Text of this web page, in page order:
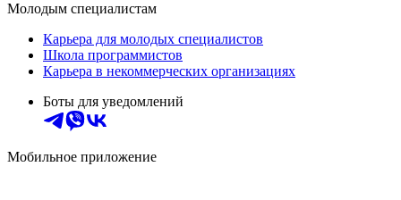
Молодым специалистам
Карьера для молодых специалистов
Школа программистов
Карьера в некоммерческих организациях
Боты для уведомлений
Мобильное приложение